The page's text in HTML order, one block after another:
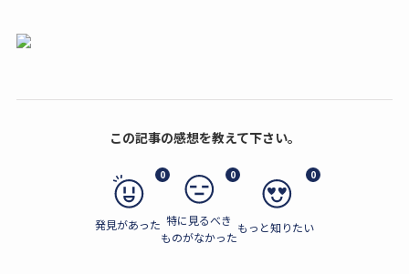
この記事の感想を教えて下さい。
0
発見があった
0
特に見るべき
ものがなかった
0
もっと知りたい